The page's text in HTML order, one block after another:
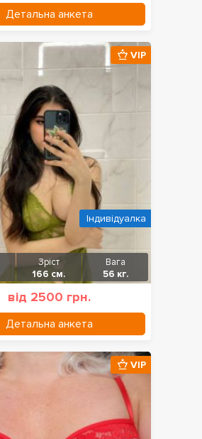
Детальна анкета
Зріст
166 см.
Вага
56 кг.
від 2500 грн.
Детальна анкета
VIP
Індивідуалка
VIP